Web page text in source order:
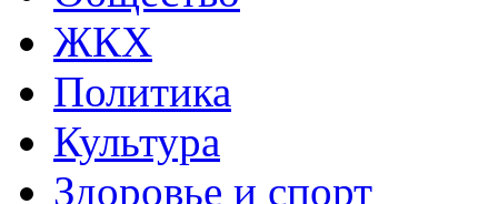
ЖКХ
Политика
Культура
Здоровье и спорт